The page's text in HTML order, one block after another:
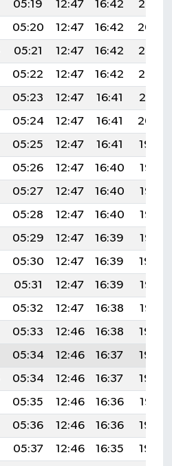
05:19 12:47 16:42
20:05
05:20 12:47 16:42
20:04
05:21 12:47 16:42
20:03
05:22 12:47 16:42
20:02
05:23 12:47 16:41
20:01
05:24 12:47 16:41
20:00
05:25 12:47 16:41
19:59
05:26 12:47 16:40
19:58
05:27 12:47 16:40
19:57
05:28 12:47 16:40
19:56
05:29 12:47 16:39
19:55
05:30 12:47 16:39
19:54
05:31 12:47 16:39
19:53
05:32 12:47 16:38
19:52
05:33 12:46 16:38
19:50
05:34 12:46 16:37
19:49
05:34 12:46 16:37
19:48
05:35 12:46 16:36
19:47
05:36 12:46 16:36
19:45
05:37 12:46 16:35
19:44